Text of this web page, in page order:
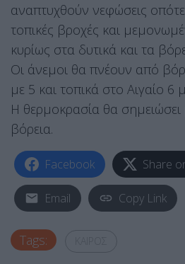
αναπτυχθούν νεφώσεις
τοπικές βροχές και
κυρίως στα δυτικά και τα
Οι άνεμοι θα πνέουν από
με 5 και τοπικά στο Αιγαίο 6
Η θερμοκρασία θα
βόρεια.
Facebook Share
Email Copy Link
Tags: